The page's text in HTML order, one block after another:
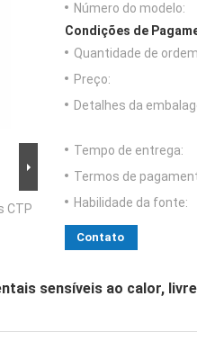
CTP
Número do modelo:
Condições de
Quantidade de
Preço:
Detalhes da
Tempo de entrega:
Termos de
Habilidade da fonte:
Contato
sensíveis ao calor, livre